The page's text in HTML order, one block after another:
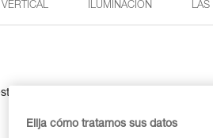
ILUMINACIÓN LAS
búsqueda
Elija cómo tratamos sus datos